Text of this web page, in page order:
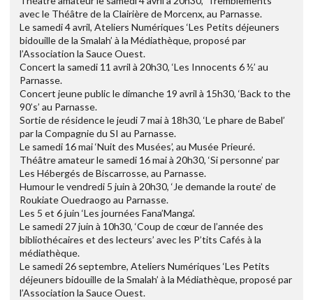
avec le Théâtre de la Clairière de Morcenx, au Parnasse.
Le samedi 4 avril, Ateliers Numériques ‘Les Petits déjeuners
bidouille de la Smalah’ à la Médiathèque, proposé par
l’Association la Sauce Ouest.
Concert la samedi 11 avril à 20h30, ‘Les Innocents 6 ½’ au
Parnasse.
Concert jeune public le dimanche 19 avril à 15h30, ‘Back to the
90’s’ au Parnasse.
Sortie de résidence le jeudi 7 mai à 18h30, ‘Le phare de Babel’
par la Compagnie du SI au Parnasse.
Le samedi 16 mai ‘Nuit des Musées’, au Musée Prieuré.
Théâtre amateur le samedi 16 mai à 20h30, ‘Si personne’ par
Les Hébergés de Biscarrosse, au Parnasse.
Humour le vendredi 5 juin à 20h30, ‘Je demande la route’ de
Roukiate Ouedraogo au Parnasse.
Les 5 et 6 juin ‘Les journées Fana’Manga’.
Le samedi 27 juin à 10h30, ‘Coup de cœur de l’année des
bibliothécaires et des lecteurs’ avec les P’tits Cafés à la
médiathèque.
Le samedi 26 septembre, Ateliers Numériques ‘Les Petits
déjeuners bidouille de la Smalah’ à la Médiathèque, proposé par
l’Association la Sauce Ouest.